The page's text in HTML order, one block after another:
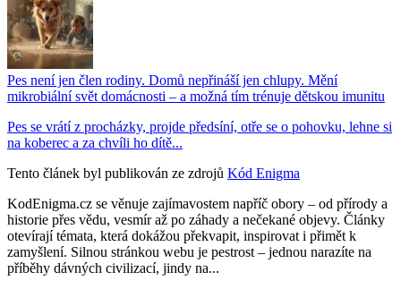
Pes není jen člen rodiny. Domů nepřináší jen chlupy. Mění
mikrobiální svět domácnosti – a možná tím trénuje dětskou imunitu
Pes se vrátí z procházky, projde předsíní, otře se o pohovku, lehne si
na koberec a za chvíli ho dítě...
Tento článek byl publikován ze zdrojů Kód Enigma
KodEnigma.cz se věnuje zajímavostem napříč obory – od přírody a
historie přes vědu, vesmír až po záhady a nečekané objevy. Články
otevírají témata, která dokážou překvapit, inspirovat i přimět k
zamyšlení. Silnou stránkou webu je pestrost – jednou narazíte na
příběhy dávných civilizací, jindy na...